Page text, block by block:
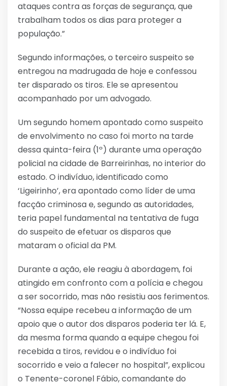
ataques contra as forças de segurança, que
trabalham todos os dias para proteger a
população.”
Segundo informações, o terceiro suspeito se
entregou na madrugada de hoje e confessou
ter disparado os tiros. Ele se apresentou
acompanhado por um advogado.
Um segundo homem apontado como suspeito
de envolvimento no caso foi morto na tarde
dessa quinta-feira (1º) durante uma operação
policial na cidade de Barreirinhas, no interior do
estado. O indivíduo, identificado como
‘Ligeirinho’, era apontado como líder de uma
facção criminosa e, segundo as autoridades,
teria papel fundamental na tentativa de fuga
do suspeito de efetuar os disparos que
mataram o oficial da PM.
Durante a ação, ele reagiu à abordagem, foi
atingido em confronto com a polícia e chegou
a ser socorrido, mas não resistiu aos ferimentos.
“Nossa equipe recebeu a informação de um
apoio que o autor dos disparos poderia ter lá. E,
da mesma forma quando a equipe chegou foi
recebida a tiros, revidou e o indivíduo foi
socorrido e veio a falecer no hospital”, explicou
o Tenente-coronel Fábio, comandante do